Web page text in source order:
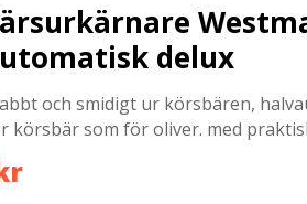
delux
och smidigt ur körsbären,
körsbär som för oliver. med